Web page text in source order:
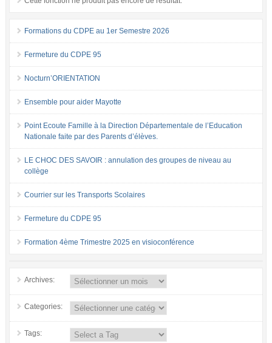
Formations du CDPE au 1er Semestre 2026
Fermeture du CDPE 95
Nocturn’ORIENTATION
Ensemble pour aider Mayotte
Point Ecoute Famille à la Direction Départementale de l’Education
Nationale faite par des Parents d’élèves.
LE CHOC DES SAVOIR : annulation des groupes de niveau au
collège
Courrier sur les Transports Scolaires
Fermeture du CDPE 95
Formation 4ème Trimestre 2025 en visioconférence
Archives:
Categories:
Tags: